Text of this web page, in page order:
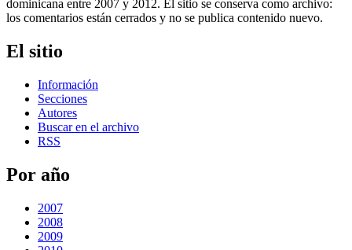
dominicana entre 2007 y 2012. El sitio se conserva como archivo:
los comentarios están cerrados y no se publica contenido nuevo.
El sitio
Información
Secciones
Autores
Buscar en el archivo
RSS
Por año
2007
2008
2009